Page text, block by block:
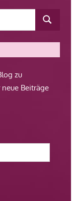
zu
Beiträge